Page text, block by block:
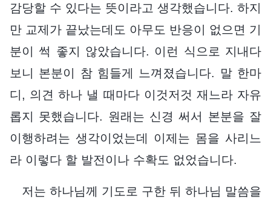
감당할 수 있다는 뜻이라고 생각했습니다. 하지
만 교제가 끝났는데도 아무도 반응이 없으면 기
분이 썩 좋지 않았습니다. 이런 식으로 지내다
보니 본분이 참 힘들게 느껴졌습니다. 말 한마
디, 의견 하나 낼 때마다 이것저것 재느라 자유
롭지 못했습니다. 원래는 신경 써서 본분을 잘
이행하려는 생각이었는데 이제는 몸을 사리느
라 이렇다 할 발전이나 수확도 없었습니다.
저는 하나님께 기도로 구한 뒤 하나님 말씀을